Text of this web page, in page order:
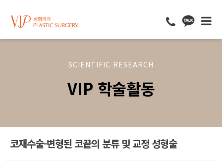
SCIENTIFIC RESEARCH
VIP 학술활동
코재수술-변형된 코끝의 분류 및 교정 성형술